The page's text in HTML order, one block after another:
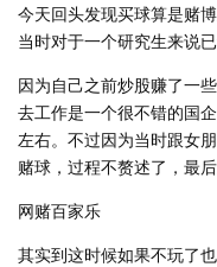
今天回头发现买球算是赌
当时对于一个研究生来说
因为自己之前炒股赚了一
去工作是一个很不错的国
左右。不过因为当时跟女
赌球，过程不赘述了，最
网赌百家乐
其实到这时候如果不玩了